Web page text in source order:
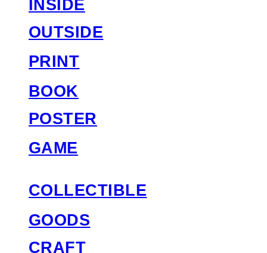
INSIDE
OUTSIDE
PRINT
BOOK
POSTER
GAME
COLLECTIBLE
GOODS
CRAFT